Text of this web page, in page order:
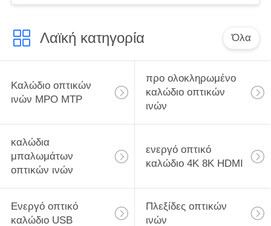
Λαϊκή κατηγορία Όλα
Καλώδιο οπτικών
ινών MPO MTP
προ ολοκληρωμένο
καλώδιο οπτικών
ινών
καλώδια
μπαλωμάτων
οπτικών ινών
ενεργό οπτικό
καλώδιο 4K 8K HDMI
Ενεργό οπτικό
καλώδιο USB
Πλεξίδες οπτικών
ινών